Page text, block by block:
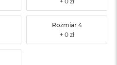
Rozmiar 4